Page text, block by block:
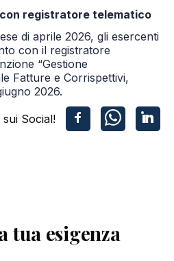
registratore telematico
di aprile 2026, gli esercenti
con il registratore
“Gestione
Fatture e Corrispettivi,
2026.
Social!
tua esigenza